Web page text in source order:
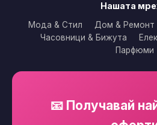
Нашата
Мода & Стил Дом & Ремонт
Часовници & Бижута
Парфюми
📧 Получавай